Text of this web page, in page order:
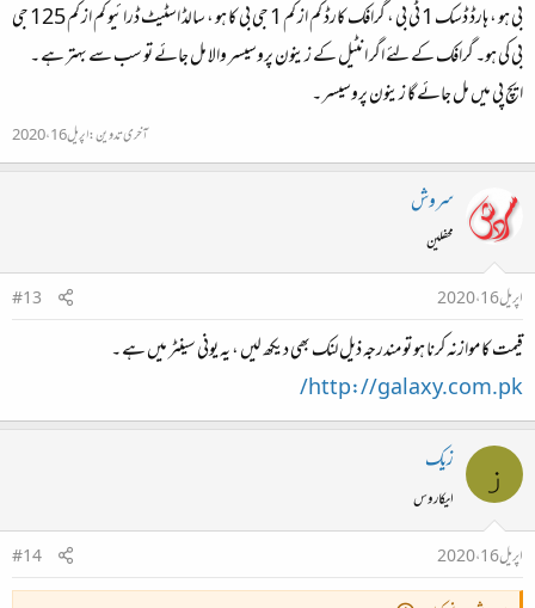
بی ہو ، ہارڈ ڈسک 1 ٹی بی ، گرافک کارڈ کم از کم 1 جی بی کا ہو ، سالڈ اسٹیٹ ڈرائیو کم از کم 125 جی
بی کی ہو۔ گرافک کے لئے اگر انٹیل کے زینون پروسیسر والا مل جائے تو سب سے بہتر ہے ۔
ایچ پی میں مل جائے گا زینون پروسیسر ۔
آخری تدوین:اپریل 16، 2020
سروش
محفلین
اپریل 16، 2020
#13
قیمت کا موازنہ کرنا ہو تو مندرجہ ذیل لنک بھی دیکھ لیں ، یہ یونی سینٹر میں ہے ۔
http://galaxy.com.pk/
ز زیک
ایکاروس
اپریل 16، 2020
#14